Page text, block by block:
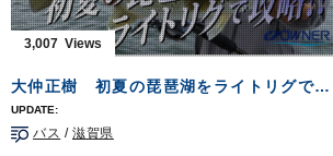
・竜宮城シリーズよくばり投釣城
・波止カワハギ完全セット
釣り時季 サガテレビ毎週日曜日朝5時30分
OWNERMOVIEhttp://ownertv.jp/
オーナーばりwebsite
http://www.owner.co.jp
3,007
大仲正樹 初夏の琵琶湖をライトリグで攻略！【CULTIVA BASS vol.1】
バス /滋賀県